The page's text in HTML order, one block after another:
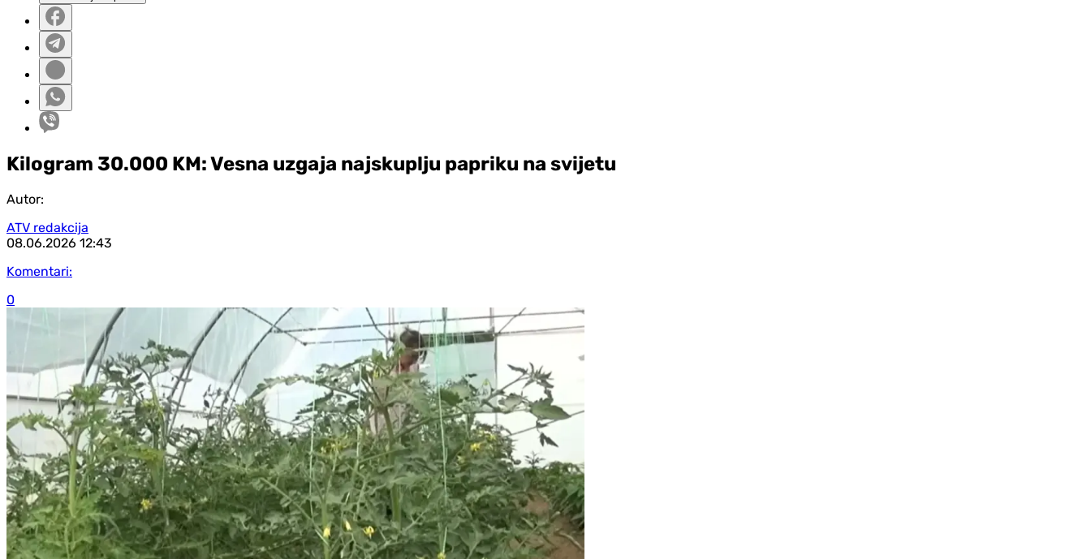
Kilogram 30.000 KM: Vesna uzgaja najskuplju papriku na svijetu
Autor:
ATV redakcija
08.06.2026 12:43
Komentari:
0